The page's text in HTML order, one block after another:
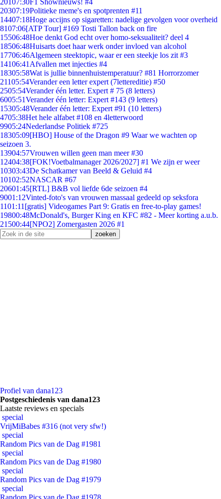
20107:30F1 Shownieuws! #4
20307:19Politieke meme's en spotprenten #11
14407:18Hoge accijns op sigaretten: nadelige gevolgen voor overheid
8107:06[ATP Tour] #169 Tosti Tallon back on fire
15506:48Hoe denkt God echt over homo-seksualiteit? deel 4
18506:48Huisarts doet haar werk onder invloed van alcohol
17706:46Algemeen steektopic, waar er een steekje los zit #3
14106:41 Afvallen met injecties #4
18305:58Wat is jullie binnenhuistemperatuur? #81 Horrorzomer
21105:54Verander een letter expert (7lettereditie) #50
2505:54Verander één letter. Expert # 75 (8 letters)
6005:51Verander één letter: Expert #143 (9 letters)
15305:48Verander één letter: Expert #91 (10 letters)
4705:38Het hele alfabet #108 en 4letterwoord
9905:24Nederlandse Politiek #725
18305:09[HBO] House of the Dragon #9 Waar we wachten op
seizoen 3.
13904:57Vrouwen willen geen man meer #30
12404:38[FOK!Voetbalmanager 2026/2027] #1 We zijn er weer
10303:43De Schatkamer van Beeld & Geluid #4
10102:52NASCAR #67
20601:45[RTL] B&B vol liefde 6de seizoen #4
9001:12Vinted-foto's van vrouwen massaal gedeeld op seksfora
1101:11 [gratis] Videogames Part 9: Gratis en free-to-play games!
19800:48McDonald's, Burger King en KFC #82 - Meer korting a.u.b.
21500:44[NPO2] Zomergasten 2026 #1
Profiel van dana123
Postgeschiedenis van dana123
Laatste reviews en specials
special
VrijMiBabes #316 (not very sfw!)
special
Random Pics van de Dag #1981
special
Random Pics van de Dag #1980
special
Random Pics van de Dag #1979
special
Random Pics van de Dag #1978